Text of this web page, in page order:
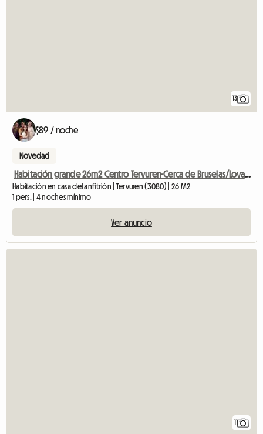
13
$89 / noche
Novedad
Habitación grande 26m2 Centro Tervuren-Cerca de Bruselas/Lovaina
Habitación en casa del anfitrión | Tervuren (3080) | 26 M2
1 pers. | 4 noches mínimo
Ver anuncio